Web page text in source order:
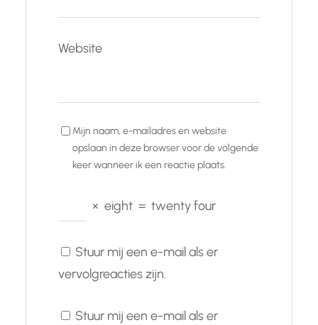
Website
Mijn naam, e-mailadres en website
opslaan in deze browser voor de volgende
keer wanneer ik een reactie plaats.
× eight = twenty four
Stuur mij een e-mail als er
vervolgreacties zijn.
Stuur mij een e-mail als er